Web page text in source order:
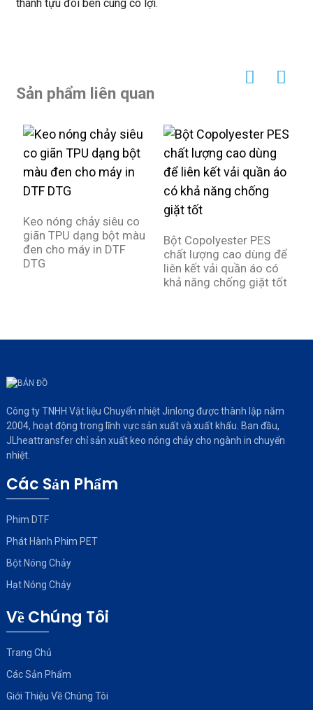
thành tựu đôi bên cùng có lợi.
Sản phẩm liên quan
Keo nóng chảy siêu co
giãn TPU dạng bột màu
đen cho máy in DTF
DTG
Bột Copolyester PES
chất lượng cao dùng để
liên kết vải quần áo có
khả năng chống giặt tốt
Công ty TNHH Vật liệu Chuyển nhiệt Jinlong được thành lập năm
2004, hoạt động trong lĩnh vực sản xuất và xuất khẩu. Ban đầu,
JLheattransfer chỉ sản xuất keo nóng chảy cho ngành in chuyển
nhiệt.
Các Sản Phẩm
Phim DTF
Phát Hành Phim PET
Bột Nóng Chảy
Hạt Nóng Chảy
Về Chúng Tôi
Trang Chủ
Các Sản Phẩm
Giới Thiệu Về Chúng Tôi